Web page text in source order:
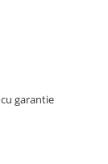
garantie